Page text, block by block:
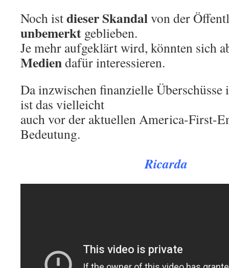
Noch istdieser Skandalvon der
unbemerkt geblieben.
Je mehr aufgeklärt wird, könnten sich
Mediendafür interessieren.
Da inzwischen finanzielle Überschüsse
ist das vielleicht
auch vor der aktuellen America-First-
Bedeutung.
Ricarda